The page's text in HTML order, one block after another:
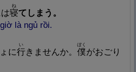
寝
ね
てしまう 。
là ngủ rồi.
に行
HÀNH, HẠNH, HÀNG,
い
きませんか。 僕
ぼく
がおごり